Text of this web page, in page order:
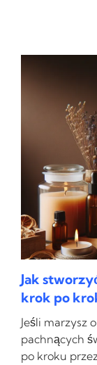
Jak
krok po
Jeśli marzysz
pachnących
po kroku